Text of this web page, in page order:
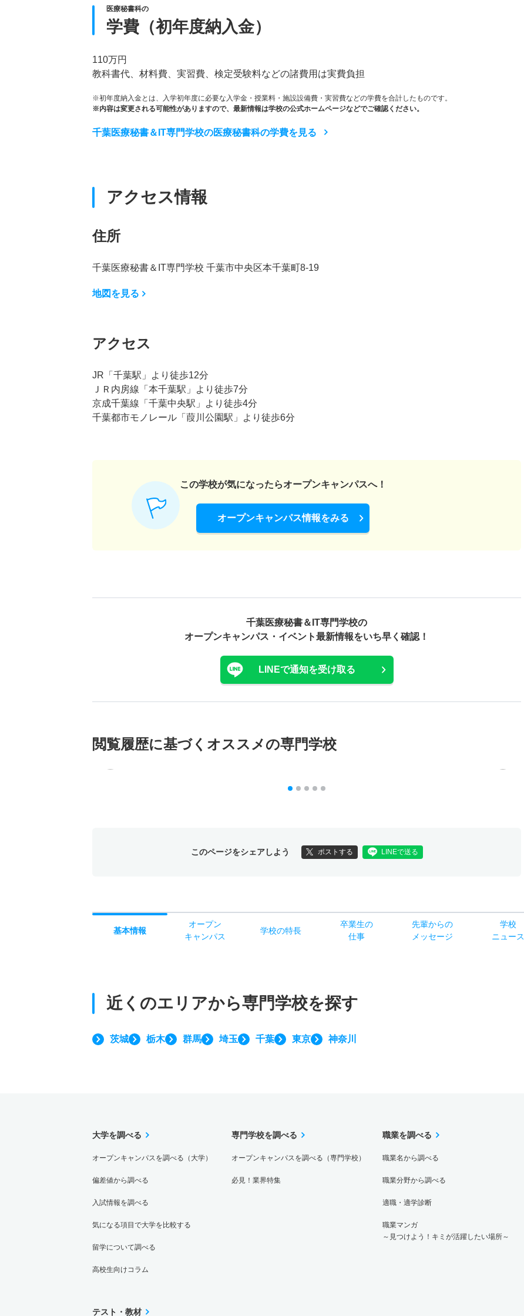
医療秘書科の
学費（初年度納入金）
110万円
教科書代、材料費、実習費、検定受験料などの諸費用は実費負担
※初年度納入金とは、入学初年度に必要な入学金・授業料・施設設備費・実習費などの学費を合計したものです。
※内容は変更される可能性がありますので、最新情報は学校の公式ホームページなどでご確認ください。
千葉医療秘書＆IT専門学校の医療秘書科の学費を見る
アクセス情報
住所
千葉医療秘書＆IT専門学校 千葉市中央区本千葉町8-19
地図を見る
アクセス
JR「千葉駅」より徒歩12分
ＪＲ内房線「本千葉駅」より徒歩7分
京成千葉線「千葉中央駅」より徒歩4分
千葉都市モノレール「葭川公園駅」より徒歩6分
この学校が気になったらオープンキャンパスへ！
オープンキャンパス情報をみる
千葉医療秘書＆IT専門学校の
オープンキャンパス・ イベント最新情報をいち早く確認！
LINEで通知を受け取る
閲覧履歴に基づく オススメの専門学校
このページをシェアしよう ポストする LINEで送る
基本情報
オープン
キャンパス
学校の特長
卒業生の
仕事
先輩からの
メッセージ
学校
ニュース
近くのエリアから専門学校を探す
茨城 栃木 群馬 埼玉 千葉 東京 神奈川
大学を調べる
オープンキャンパスを調べる（大学）
偏差値から調べる
入試情報を調べる
気になる項目で大学を比較する
留学について調べる
高校生向けコラム
専門学校を調べる
オープンキャンパスを調べる（専門学校）
必見！業界特集
職業を調べる
職業名から調べる
職業分野から調べる
適職・適学診断
職業マンガ
～見つけよう！キミが活躍したい場所～
テスト・教材